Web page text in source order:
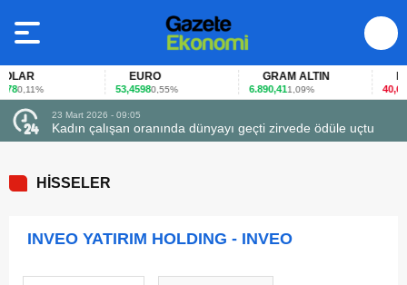
0,11%
EURO
53,45980,55%
GRAM ALTIN
6.890,411,09% 40,65-
23 Mart 2026 - 09:05
Kadın çalışan oranında dünyayı geçti zirvede ödüle uçtu
HİSSELER
INVEO YATIRIM HOLDING - INVEO